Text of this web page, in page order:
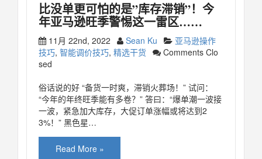
比没单更可怕的是”库存滞销”！今
年亚马逊旺季警惕这一雷区……
11月 22nd, 2022 Sean Ku
亚马逊操作
技巧, 智能调价技巧, 精选干货
Comments Clo
sed
俗话说的好 “备货一时爽，滞销火葬场！” 试问：
“今年的年终旺季能有多卷？” 答曰：“爆单潮一波接
一波，紧急加大库存，大促订单涨幅或将达到2
3%！” 黑色星…
Read More »